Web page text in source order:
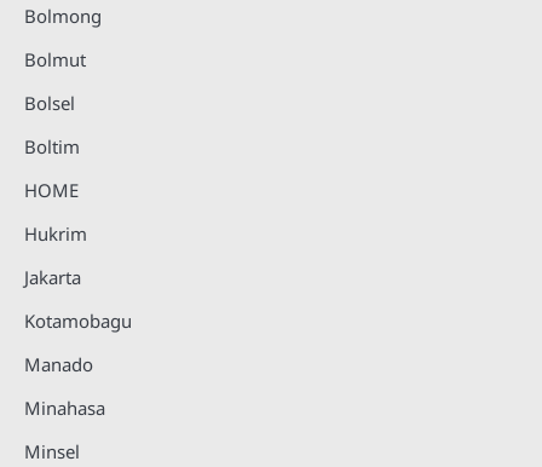
Bolmong
Bolmut
Bolsel
Boltim
HOME
Hukrim
Jakarta
Kotamobagu
Manado
Minahasa
Minsel